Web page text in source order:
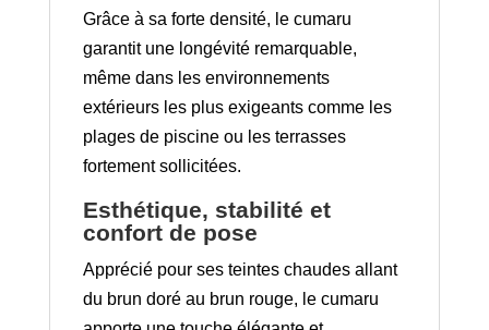
Grâce à sa forte densité, le cumaru
garantit une longévité remarquable,
même dans les environnements
extérieurs les plus exigeants comme les
plages de piscine ou les terrasses
fortement sollicitées.
Esthétique, stabilité et
confort de pose
Apprécié pour ses teintes chaudes allant
du brun doré au brun rouge, le cumaru